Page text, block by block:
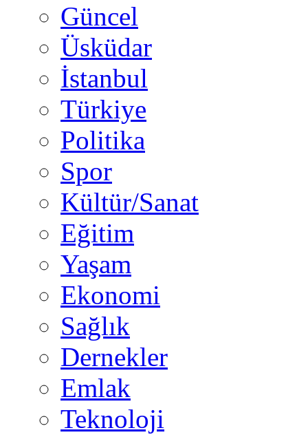
Güncel
Üsküdar
İstanbul
Türkiye
Politika
Spor
Kültür/Sanat
Eğitim
Yaşam
Ekonomi
Sağlık
Dernekler
Emlak
Teknoloji